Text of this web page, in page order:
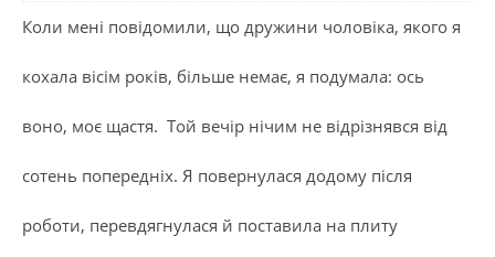
Коли мені повідомили, що дружини чоловіка, якого я
кохала вісім років, більше немає, я подумала: ось
воно, моє щастя. Той вечір нічим не відрізнявся від
сотень попередніх. Я повернулася додому після
роботи, перевдягнулася й поставила на плиту